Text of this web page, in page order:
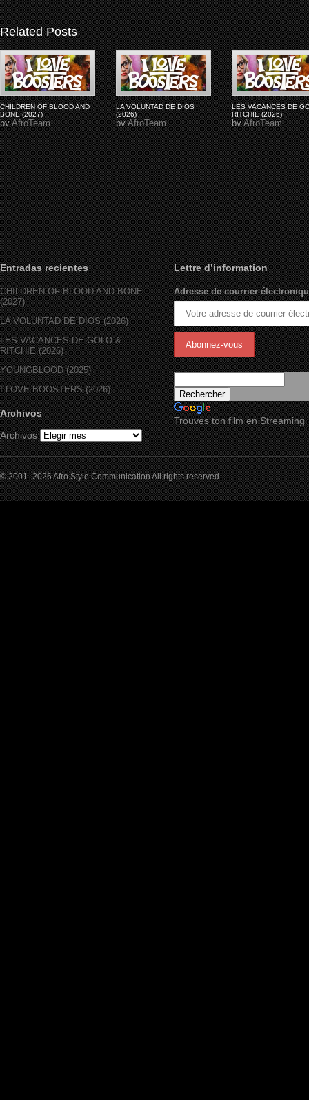
Related Posts
CHILDREN OF BLOOD AND
BONE (2027)
byAfroTeam
LA VOLUNTAD DE DIOS
(2026)
byAfroTeam
LES VACANCES DE
RITCHIE (2026)
byAfroTeam
Entradas recientes
CHILDREN OF BLOOD AND BONE
(2027)
LA VOLUNTAD DE DIOS (2026)
LES VACANCES DE GOLO &
RITCHIE (2026)
YOUNGBLOOD (2025)
I LOVE BOOSTERS (2026)
Archivos
Archivos
Lettre d’information
Adresse de courrier
Trouves ton film en Streaming
© 2001- 2026 Afro Style Communication All rights reserved.